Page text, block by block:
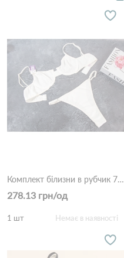
Комплект білизни в рубчик 7015 Білий
278.13 грн/од
1 шт Немає в наявності